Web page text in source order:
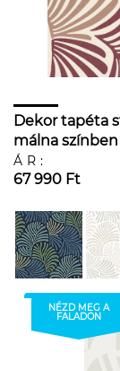
Dekor tapéta
málna színben
ÁR:
67 990 Ft
NÉZD MEG A
FALADON